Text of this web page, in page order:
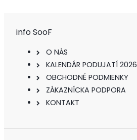
info SooF
O NÁS
KALENDÁR PODUJATÍ 2026
OBCHODNÉ PODMIENKY
ZÁKAZNÍCKA PODPORA
KONTAKT